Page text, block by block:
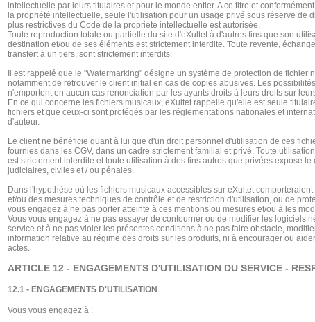
intellectuelle par leurs titulaires et pour le monde entier. A ce titre et
la propriété intellectuelle, seule l'utilisation pour un usage privé sous réserve de
plus restrictives du Code de la propriété intellectuelle est autorisée.
Toute reproduction totale ou partielle du site d'eXultet à d'autres fins que son
destination et/ou de ses éléments est strictement interdite. Toute revente,
transfert à un tiers, sont strictement interdits.
Il est rappelé que le "Watermarking" désigne un système de protection de fichier
notamment de retrouver le client initial en cas de copies abusives. Les
n'emportent en aucun cas renonciation par les ayants droits à leurs droits sur
En ce qui concerne les fichiers musicaux, eXultet rappelle qu'elle est seule
fichiers et que ceux-ci sont protégés par les réglementations nationales et
d'auteur.
Le client ne bénéficie quant à lui que d'un droit personnel d'utilisation de ces
fournies dans les CGV, dans un cadre strictement familial et privé. Toute
est strictement interdite et toute utilisation à des fins autres que privées expose
judiciaires, civiles et / ou pénales.
Dans l'hypothèse où les fichiers musicaux accessibles sur eXultet
et/ou des mesures techniques de contrôle et de restriction d'utilisation, ou de
vous engagez à ne pas porter atteinte à ces mentions ou mesures et/ou à les
Vous vous engagez à ne pas essayer de contourner ou de modifier les logiciels
service et à ne pas violer les présentes conditions à ne pas faire obstacle,
information relative au régime des droits sur les produits, ni à encourager ou
actes.
ARTICLE 12 - ENGAGEMENTS D'UTILISATION DU SERVICE -
12.1 - ENGAGEMENTS D'UTILISATION
Vous vous engagez à :